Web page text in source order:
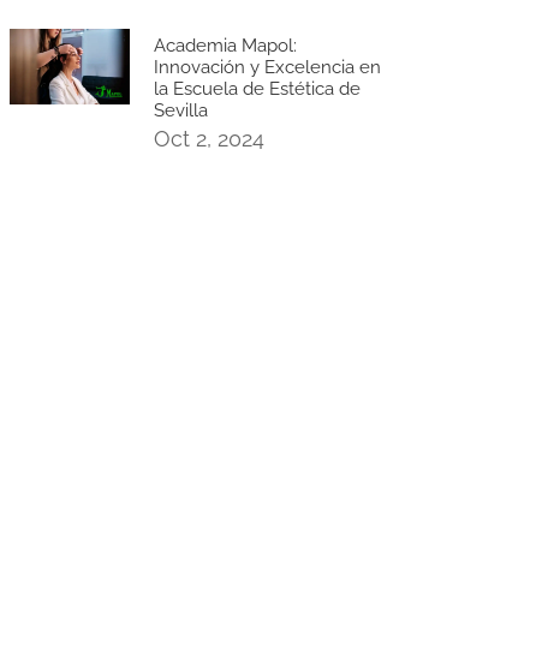
Academia Mapol:
Innovación y Excelencia en
la Escuela de Estética de
Sevilla
Oct 2, 2024